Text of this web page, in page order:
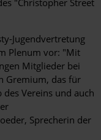
Jugendvertretung
Plenum vor: "Mit
Mitglieder bei
Gremium, das für
Vereins und auch
Sprecherin der